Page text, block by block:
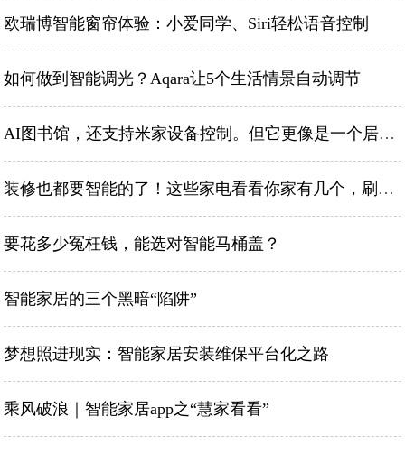
欧瑞博智能窗帘体验：小爱同学、Siri轻松语音控制
如何做到智能调光？Aqara让5个生活情景自动调节
AI图书馆，还支持米家设备控制。但它更像是一个居家生活助手
装修也都要智能的了！这些家电看看你家有几个，刷新了三观
要花多少冤枉钱，能选对智能马桶盖？
智能家居的三个黑暗“陷阱”
梦想照进现实：智能家居安装维保平台化之路
乘风破浪｜智能家居app之“慧家看看”